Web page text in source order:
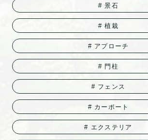
景石
植栽
アプローチ
門柱
フェンス
カーポート
エクステリア